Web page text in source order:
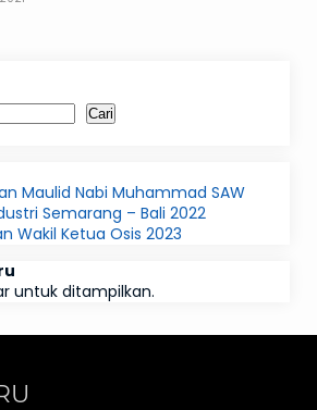
Cari
Maulid Nabi Muhammad SAW
Semarang – Bali 2022
Wakil Ketua Osis 2023
untuk ditampilkan.